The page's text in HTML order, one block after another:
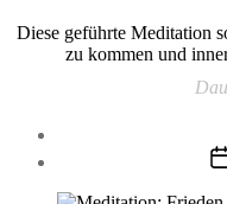
Diese geführte Meditation
zu kommen und